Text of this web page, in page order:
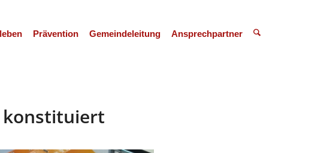
Prävention Gemeindeleitung Ansprechpartner
konstituiert